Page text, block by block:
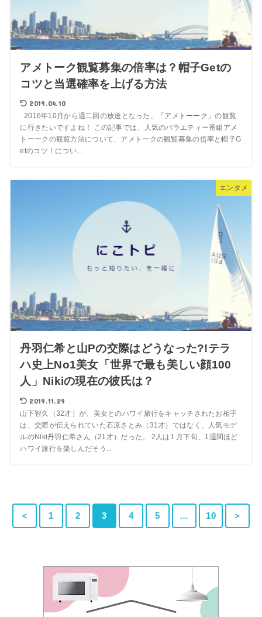
アメトーク観覧募集の倍率は？帽子Getの
コツと当選確率を上げる方法
2019.04.10
2016年10月から週二回の放送となった、「アメトーーク」の観覧
に行きたいですよね！ この記事では、人気のバラエティー番組アメ
トーークの観覧方法について、アメトークの観覧募集の倍率と帽子G
etのコツ！につい...
エンタメ
丹羽仁希と山Pの交際はどうなった?!テラ
ハ史上No1美女「世界で最も美しい顔100
人」Nikiの現在の彼氏は？
2019.11.29
山下智久（32才）が、美女とのハワイ旅行をキャッチされたお相手
は、交際が伝えられていた石原さとみ（31才）ではなく、人気モデ
ルのNiki丹羽仁希さん（21才）だった。 2人は1 月下旬、1週間ほど
ハワイ旅行を楽しんだそう...
＜ 1 2 3 4 5 … 10 ＞